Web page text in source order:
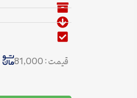
قیمت : 81,000